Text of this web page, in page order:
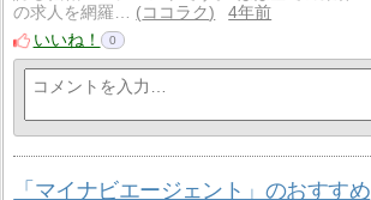
の求人を網羅…
ココラク
4年前
いいね！
0
「マイナビエージェント」のおすすめ